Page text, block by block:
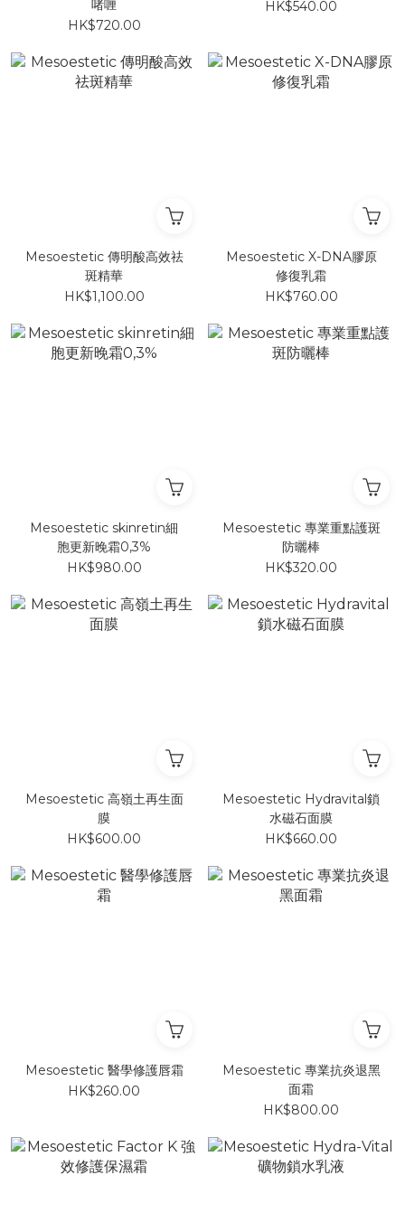
啫喱
HK$720.00
HK$540.00
Mesoestetic 傳明酸高效祛
斑精華
HK$1,100.00
Mesoestetic X-DNA膠原
修復乳霜
HK$760.00
Mesoestetic skinretin細
胞更新晚霜0,3%
HK$980.00
Mesoestetic 專業重點護斑
防曬棒
HK$320.00
Mesoestetic 高嶺土再生面
膜
HK$600.00
Mesoestetic Hydravital鎖
水磁石面膜
HK$660.00
Mesoestetic 醫學修護唇霜
HK$260.00
Mesoestetic 專業抗炎退黑
面霜
HK$800.00